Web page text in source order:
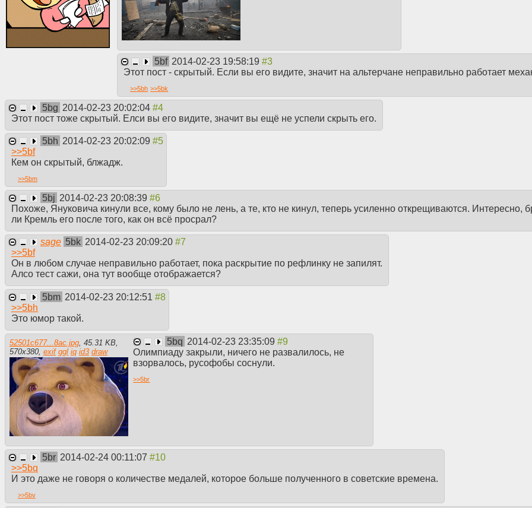
5bf 2014-02-23 19:58:19
Этот пост - скрытый. Если вы его видите, значит на альтерчане неправильно работает
>>5bh >>5bk
5bg 2014-02-23 20:02:04
Этот пост тоже скрытый. Елси вы его видите, значит вы ещё не успели скрыть его.
5bh 2014-02-23 20:02:09
>>5bf
Кем он скрытый, блжадж.
>>5bm
5bj 2014-02-23 20:08:39
Похоже, Януковича кинули все, кому было не лень, а те, кто не кинул, теперь усиленно открещиваются. Интересно,
ли Кремль его после того, как он всё просрал?
sage 5bk 2014-02-23 20:09:20
>>5bf
Он в любом случае неправильно работает, пока раскрытие по рефлинку не запилят.
Алсо тест сажи, она тут вообще отображается?
5bm 2014-02-23 20:12:51
>>5bh
Это юмор такой.
52501c677...8ac.jpg 45.31 KB
570x380 exif ggl iq id3 draw
5bq 2014-02-23 23:35:09
Олимпиаду закрыли, ничего не развалилось, не
взорвалось, русофобы соснули.
>>5br
5br 2014-02-24 00:11:07
>>5bq
И это даже не говоря о количестве медалей, которое больше полученного в советские времена.
>>5bv